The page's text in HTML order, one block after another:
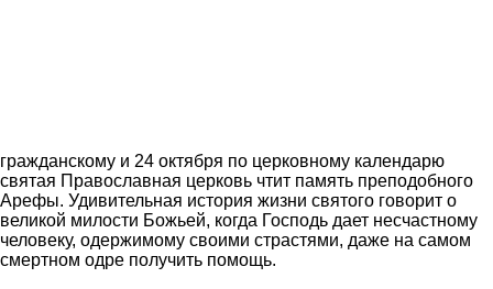
гражданскому и 24 октября по церковному календарю
святая Православная церковь чтит память преподобного
Арефы. Удивительная история жизни святого говорит о
великой милости Божьей, когда Господь дает несчастному
человеку, одержимому своими страстями, даже на самом
смертном одре получить помощь.